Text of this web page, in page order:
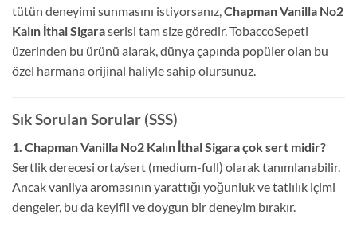
tütün deneyimi sunmasını istiyorsanız,Chapman Vanilla No2
Kalın İthal Sigaraserisi tam size göredir. TobaccoSepeti
üzerinden bu ürünü alarak, dünya çapında popüler olan bu
özel harmana orijinal haliyle sahip olursunuz.
Sık Sorulan Sorular (SSS)
1. Chapman Vanilla No2 Kalın İthal Sigara çok sert midir?
Sertlik derecesi orta/sert (medium-full) olarak tanımlanabilir.
Ancak vanilya aromasının yarattığı yoğunluk ve tatlılık içimi
dengeler, bu da keyifli ve doygun bir deneyim bırakır.